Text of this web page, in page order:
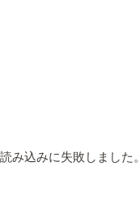
読み込みに失敗しました。